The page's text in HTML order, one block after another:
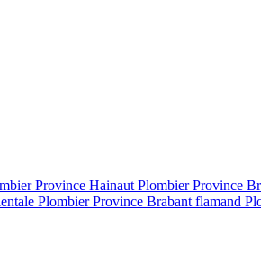
Province Hainaut Plombier Province
Plombier Province Brabant flamand